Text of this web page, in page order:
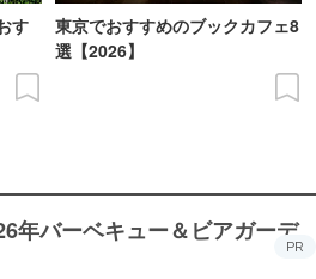
す
東京でおすすめのブックカフェ8
選【2026】
年バーベキュー＆ビアガーデ
PR